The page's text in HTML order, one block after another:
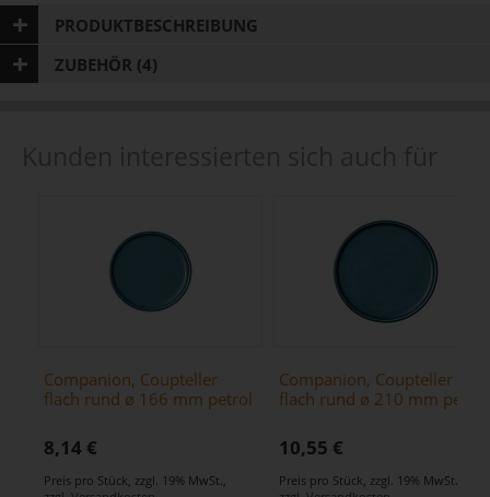
PRODUKTBESCHREIBUNG
ZUBEHÖR (4)
Companion, Coupteller
flach rund ø 166 mm petrol
8,14 €
Preis pro Stück zzgl. 19% MwSt.
Companion, Coupteller
flach rund ø 210 mm petrol
10,55 €
Preis pro Stück zzgl. 19% MwSt.